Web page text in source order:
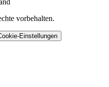
vorbehalten.
Einstellungen